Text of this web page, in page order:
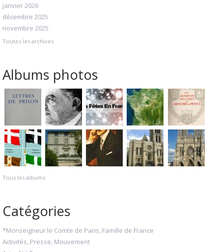
janvier 2026
décembre 2025
novembre 2025
Toutes les archives
Albums photos
Tous les albums
Catégories
*Monseigneur le Comte de Paris, Famille de France
Activités, Presse, Mouvement